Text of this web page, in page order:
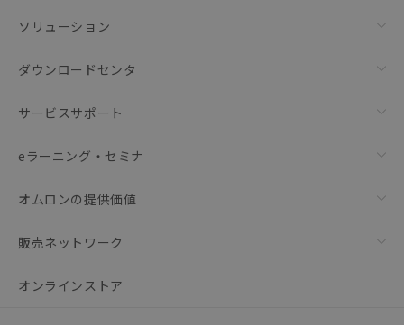
ソリューション
ダウンロードセンタ
サービスサポート
eラーニング・セミナ
オムロンの提供価値
販売ネットワーク
オンラインストア